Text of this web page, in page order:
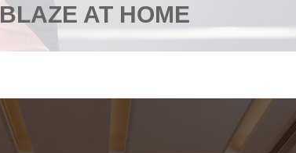
BLAZE AT HOME